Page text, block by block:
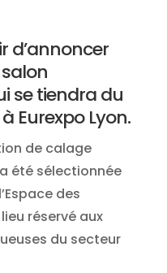
d’annoncer
se tiendra du
Eurexpo Lyon.
de calage
été sélectionnée
des
réservé aux
du secteur